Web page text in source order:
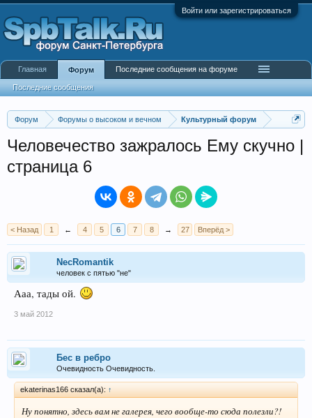
Войти или зарегистрироваться
Форум Форумы о высоком и вечном Культурный форум
Человечество зажралось Ему скучно |
страница 6
< Назад 1 ← 4 5 6 7 8 → 27 Вперёд >
NecRomantik
человек с пятью "не"
Ааа, тады ой.
3 май 2012
Бес в ребро
Очевидность Очевидность.
ekaterinas166 сказал(а): ↑
Ну понятно, здесь вам не галерея, чего вообще-то сюда полезли?!
Главная Форум
Последние сообщения
Последние сообщения на форуме